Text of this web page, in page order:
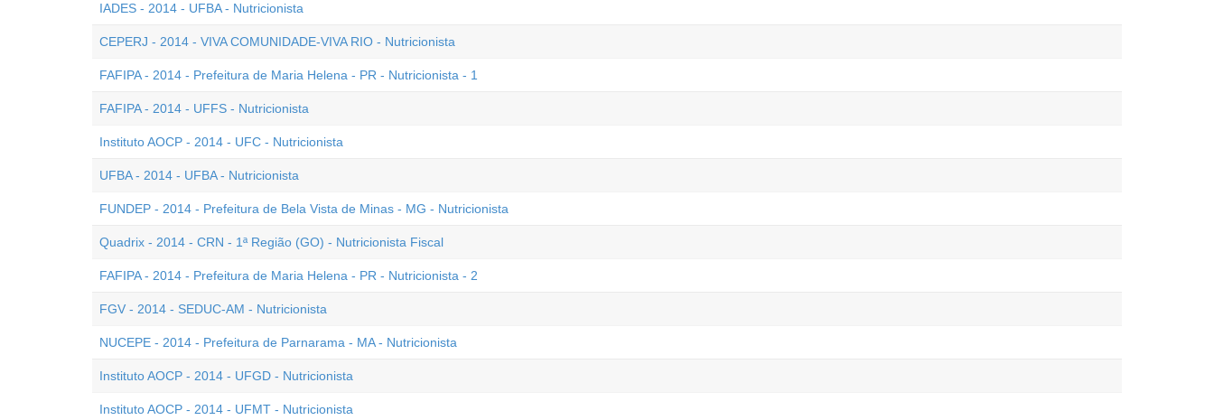
IADES - 2014 - UFBA - Nutricionista
CEPERJ - 2014 - VIVA COMUNIDADE-VIVA RIO - Nutricionista
FAFIPA - 2014 - Prefeitura de Maria Helena - PR - Nutricionista - 1
FAFIPA - 2014 - UFFS - Nutricionista
Instituto AOCP - 2014 - UFC - Nutricionista
UFBA - 2014 - UFBA - Nutricionista
FUNDEP - 2014 - Prefeitura de Bela Vista de Minas - MG - Nutricionista
Quadrix - 2014 - CRN - 1ª Região (GO) - Nutricionista Fiscal
FAFIPA - 2014 - Prefeitura de Maria Helena - PR - Nutricionista - 2
FGV - 2014 - SEDUC-AM - Nutricionista
NUCEPE - 2014 - Prefeitura de Parnarama - MA - Nutricionista
Instituto AOCP - 2014 - UFGD - Nutricionista
Instituto AOCP - 2014 - UFMT - Nutricionista